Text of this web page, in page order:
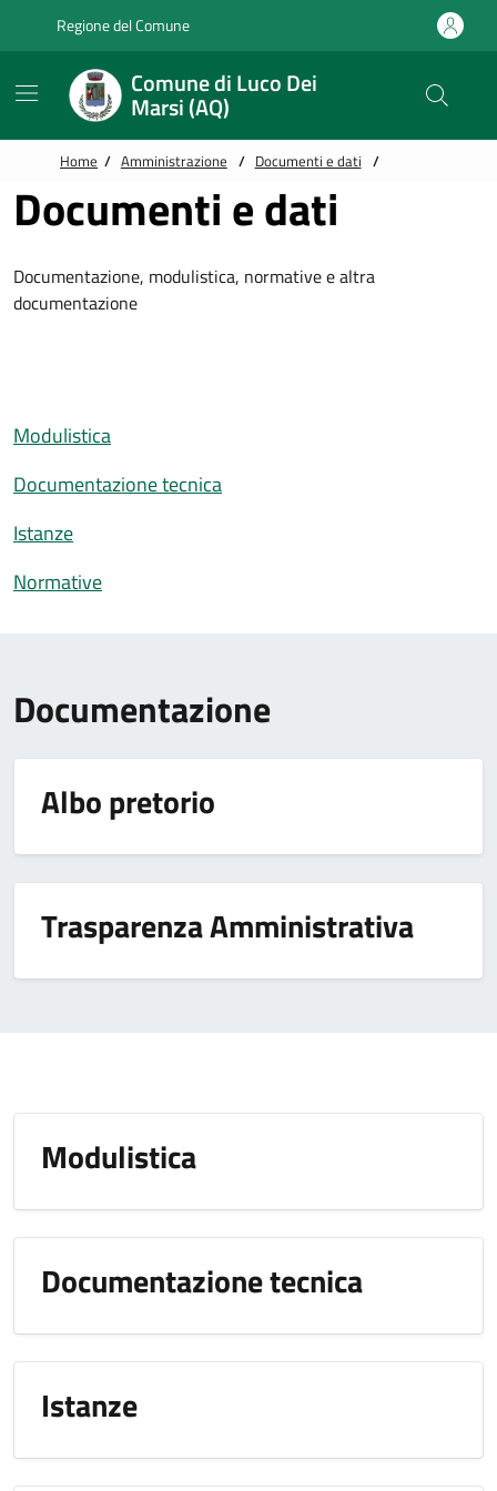
Regione del Comune
Comune di Luco Dei
Marsi (AQ)
Home / Amministrazione / Documenti e dati /
Documenti e dati
Documentazione, modulistica, normative e altra
documentazione
Modulistica
Documentazione tecnica
Istanze
Normative
Documentazione
Albo pretorio
Trasparenza Amministrativa
Modulistica
Documentazione tecnica
Istanze